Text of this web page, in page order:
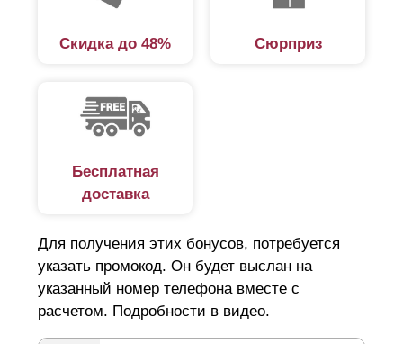
Скидка до 48% Сюрприз
Бесплатная
доставка
Для получения этих бонусов, потребуется
указать промокод. Он будет выслан на
указанный номер телефона вместе с
расчетом. Подробности в видео.